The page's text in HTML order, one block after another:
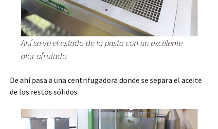
Ahí se ve el estado de la pasta con un excelente
olor afrutado
De ahí pasa a una centrifugadora donde se separa el aceite
de los restos sólidos.